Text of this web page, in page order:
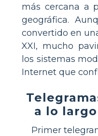
más cercana a
geográfica.
convertido en
XXI, mucho
los sistemas
Internet que
a lo
Primer